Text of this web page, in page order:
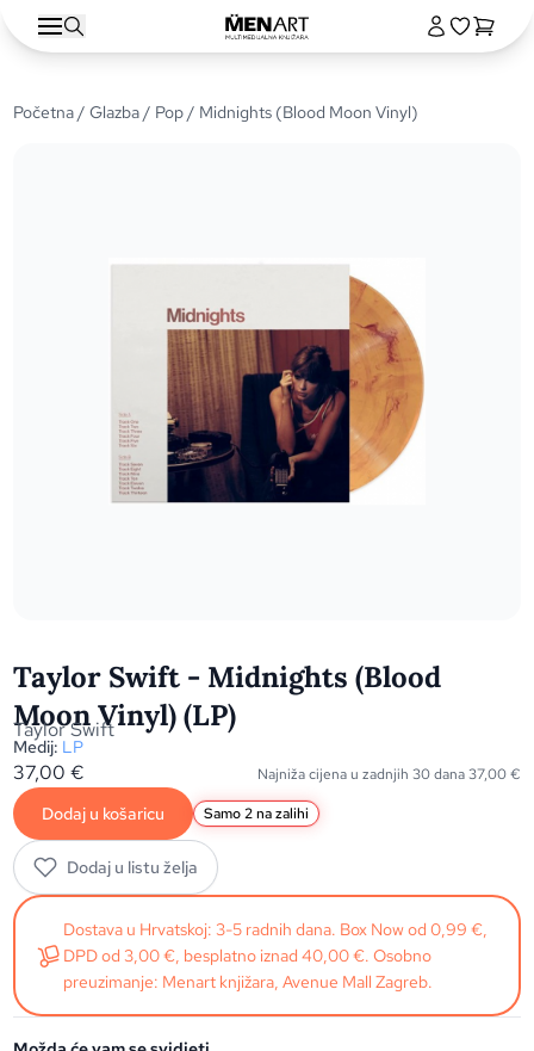
Početna/Glazba/ Pop/ Midnights (Blood Moon Vinyl)
Taylor Swift - Midnights (Blood
Moon Vinyl) (LP)
Taylor Swift
Medij: LP
37,00€ Najniža cijena u zadnjih 30 dana37,00€
Dodaj u košaricu Samo 2 na zalihi
Dodaj u listu želja
Dostava u Hrvatskoj: 3-5 radnih dana. Box Now od 0,99 €,
DPD od 3,00 €, besplatno iznad 40,00 €. Osobno
preuzimanje: Menart knjižara, Avenue Mall Zagreb.